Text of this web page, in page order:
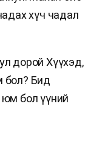
хүч чадал
дорой Хүүхэд,
бол? Бид
юм бол үүний